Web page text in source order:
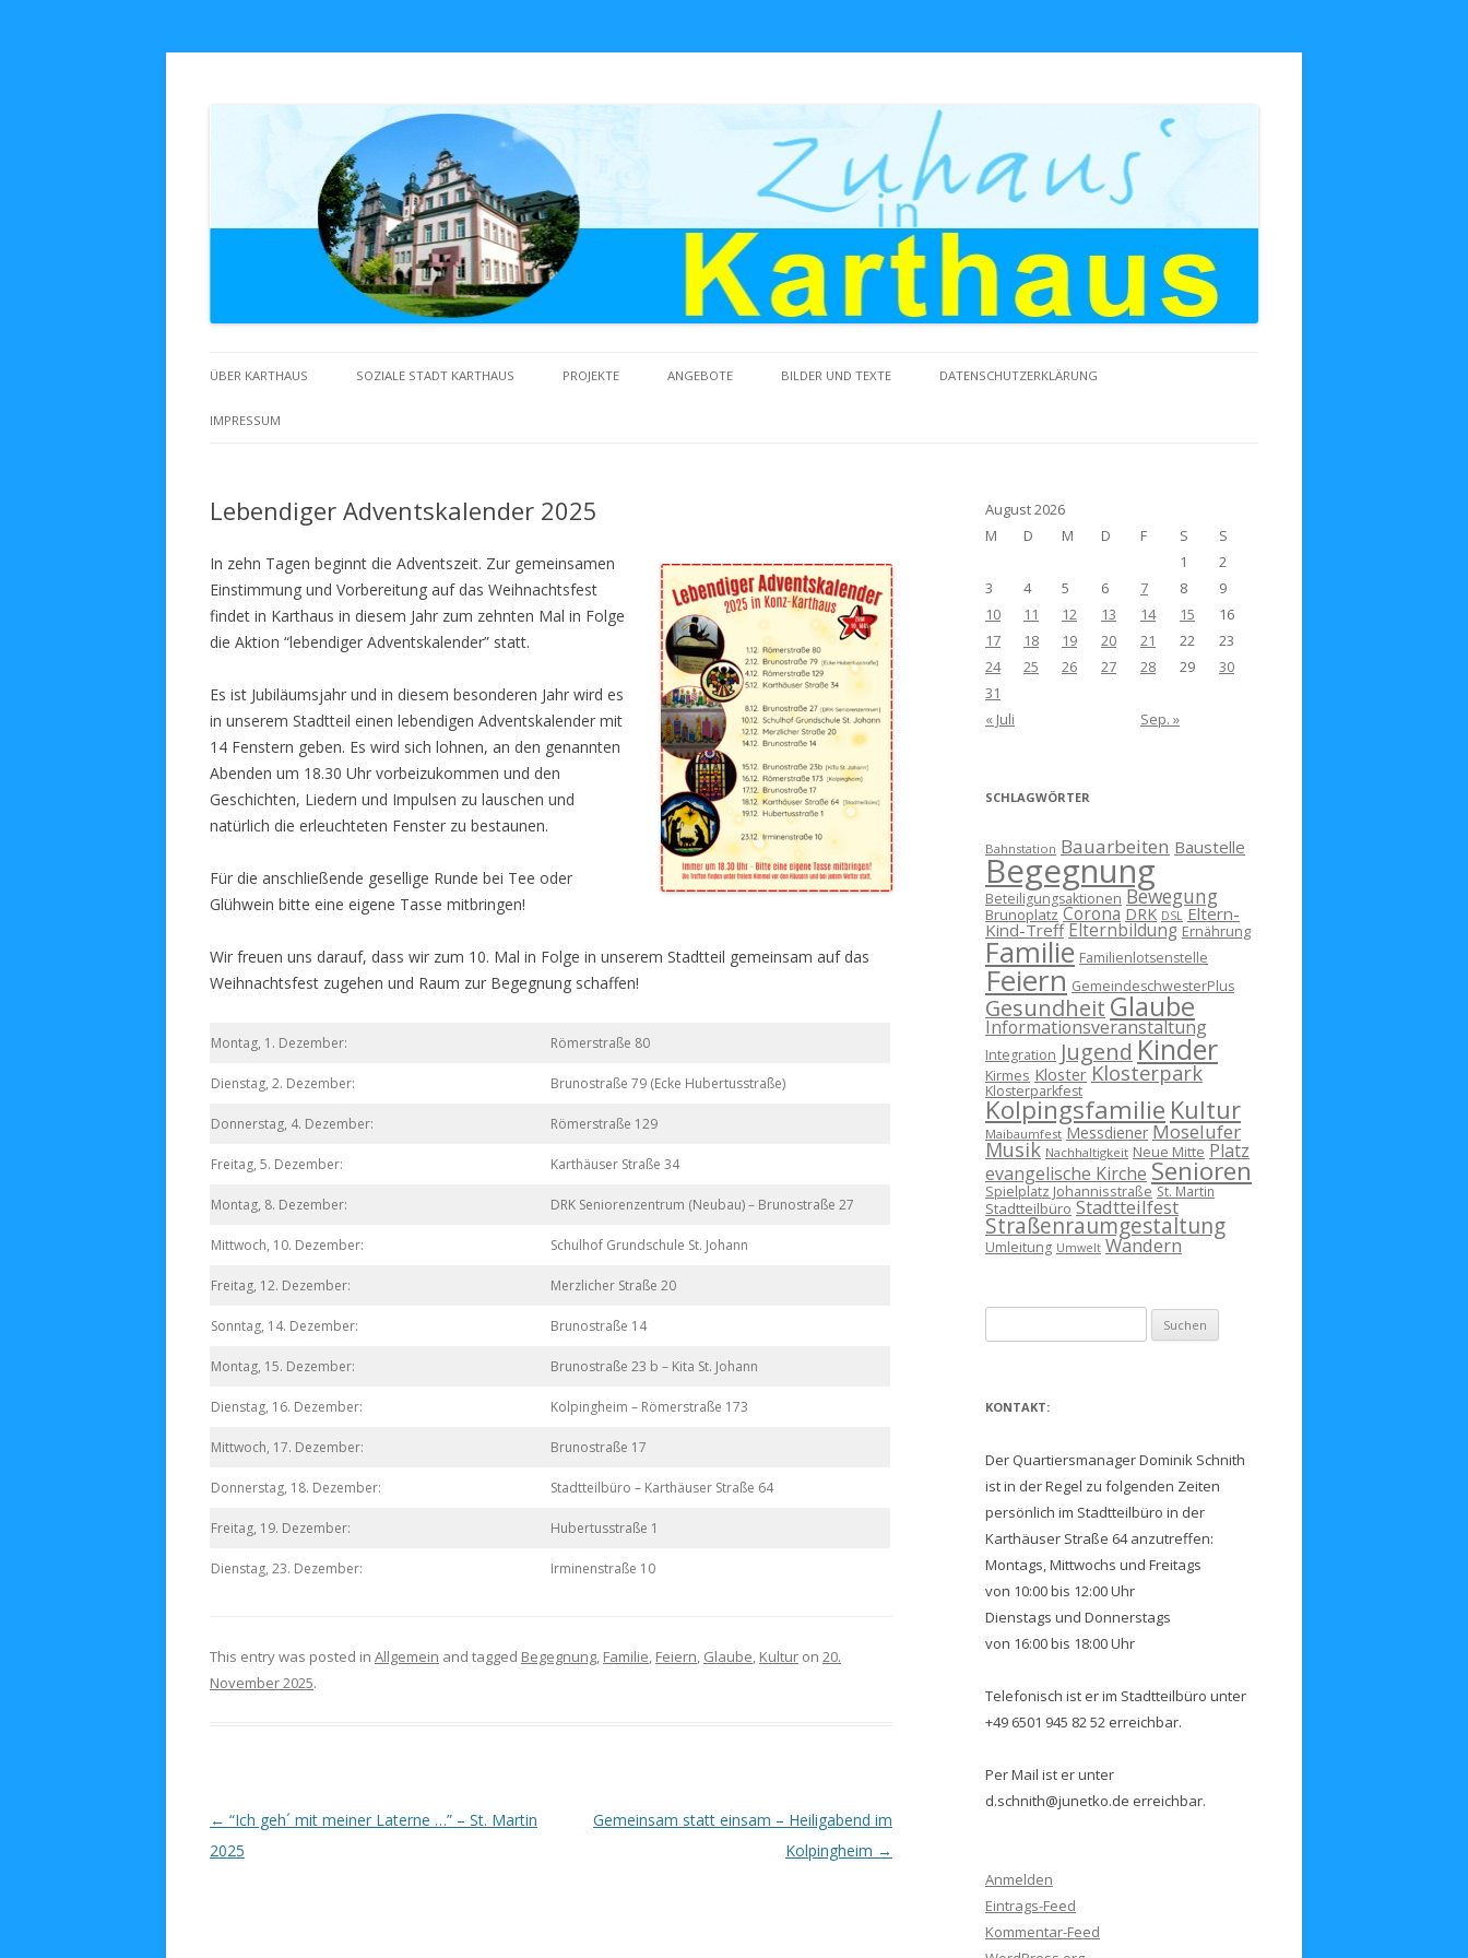
Zuhaus in Karthaus
ÜBER KARTHAUS SOZIALE STADT KARTHAUS PROJEKTE ANGEBOTE BILDER UND TEXTE DATENSCHUTZERKLÄRUNG
IMPRESSUM
Lebendiger Adventskalender 2025
In zehn Tagen beginnt die Adventszeit. Zur gemeinsamen
Einstimmung und Vorbereitung auf das Weihnachtsfest
findet in Karthaus in diesem Jahr zum zehnten Mal in Folge
die Aktion “lebendiger Adventskalender” statt.
Es ist Jubiläumsjahr und in diesem besonderen Jahr wird es
in unserem Stadtteil einen lebendigen Adventskalender mit
14 Fenstern geben. Es wird sich lohnen, an den genannten
Abenden um 18.30 Uhr vorbeizukommen und den
Geschichten, Liedern und Impulsen zu lauschen und
natürlich die erleuchteten Fenster zu bestaunen.
Für die anschließende gesellige Runde bei Tee oder
Glühwein bitte eine eigene Tasse mitbringen!
Wir freuen uns darauf, dass wir zum 10. Mal in Folge in unserem Stadtteil gemeinsam auf das
Weihnachtsfest zugehen und Raum zur Begegnung schaffen!
Montag, 1. Dezember: Römerstraße 80
Dienstag, 2. Dezember: Brunostraße 79 (Ecke Hubertusstraße)
Donnerstag, 4. Dezember: Römerstraße 129
Freitag, 5. Dezember: Karthäuser Straße 34
Montag, 8. Dezember: DRK Seniorenzentrum (Neubau) – Brunostraße 27
Mittwoch, 10. Dezember: Schulhof Grundschule St. Johann
Freitag, 12. Dezember: Merzlicher Straße 20
Sonntag, 14. Dezember: Brunostraße 14
Montag, 15. Dezember: Brunostraße 23 b – Kita St. Johann
Dienstag, 16. Dezember: Kolpingheim – Römerstraße 173
Mittwoch, 17. Dezember: Brunostraße 17
Donnerstag, 18. Dezember: Stadtteilbüro – Karthäuser Straße 64
Freitag, 19. Dezember: Hubertusstraße 1
Dienstag, 23. Dezember: Irminenstraße 10
This entry was posted in Allgemein and tagged Begegnung, Familie, Feiern, Glaube, Kultur on 20.
November 2025.
Post navigation
← “Ich geh´ mit meiner Laterne …” – St. Martin
2025
Gemeinsam statt einsam – Heiligabend im
Kolpingheim →
August 2026
M
D M D F S
S
1
2
3
4 5 6 7 8
9
10
11 12 13 14 15
16
17
18 19 20 21 22
23
24
25 26 27 28 29
30
31
« Juli
Sep. »
SCHLAGWÖRTER
Bahnstation Bauarbeiten Baustelle
Begegnung
Beteiligungsaktionen Bewegung
Brunoplatz Corona DRK DSL Eltern-
Kind-Treff Elternbildung Ernährung
Familie Familienlotsenstelle
Feiern GemeindeschwesterPlus
Gesundheit Glaube
Informationsveranstaltung
Integration Jugend Kinder
Kirmes Kloster Klosterpark
Klosterparkfest
Kolpingsfamilie Kultur
Maibaumfest Messdiener Moselufer
Musik Nachhaltigkeit Neue Mitte Platz
evangelische Kirche Senioren
Spielplatz Johannisstraße St. Martin
Stadtteilbüro Stadtteilfest
Straßenraumgestaltung
Umleitung Umwelt Wandern
nach:
KONTAKT:
Der Quartiersmanager Dominik Schnith
ist in der Regel zu folgenden Zeiten
persönlich im Stadtteilbüro in der
Karthäuser Straße 64 anzutreffen:
Montags, Mittwochs und Freitags
von 10:00 bis 12:00 Uhr
Dienstags und Donnerstags
von 16:00 bis 18:00 Uhr
Telefonisch ist er im Stadtteilbüro unter
+49 6501 945 82 52 erreichbar.
Per Mail ist er unter
d.schnith@junetko.de erreichbar.
Anmelden
Eintrags-Feed
Kommentar-Feed